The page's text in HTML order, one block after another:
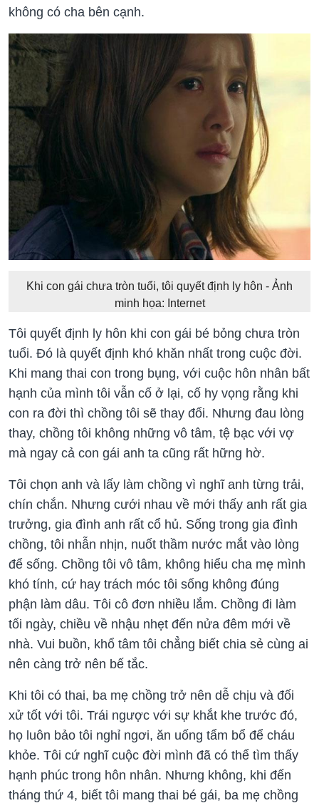
không có cha bên cạnh.
Khi con gái chưa tròn tuổi, tôi quyết định ly hôn - Ảnh
minh họa: Internet
Tôi quyết định ly hôn khi con gái bé bỏng chưa tròn
tuổi. Đó là quyết định khó khăn nhất trong cuộc đời.
Khi mang thai con trong bụng, với cuộc hôn nhân bất
hạnh của mình tôi vẫn cố ở lại, cố hy vọng rằng khi
con ra đời thì chồng tôi sẽ thay đổi. Nhưng đau lòng
thay, chồng tôi không những vô tâm, tệ bạc với vợ
mà ngay cả con gái anh ta cũng rất hững hờ.
Tôi chọn anh và lấy làm chồng vì nghĩ anh từng trải,
chín chắn. Nhưng cưới nhau về mới thấy anh rất gia
trưởng, gia đình anh rất cổ hủ. Sống trong gia đình
chồng, tôi nhẫn nhịn, nuốt thầm nước mắt vào lòng
để sống. Chồng tôi vô tâm, không hiểu cha mẹ mình
khó tính, cứ hay trách móc tôi sống không đúng
phận làm dâu. Tôi cô đơn nhiều lắm. Chồng đi làm
tối ngày, chiều về nhậu nhẹt đến nửa đêm mới về
nhà. Vui buồn, khổ tâm tôi chẳng biết chia sẻ cùng ai
nên càng trở nên bế tắc.
Khi tôi có thai, ba mẹ chồng trở nên dễ chịu và đối
xử tốt với tôi. Trái ngược với sự khắt khe trước đó,
họ luôn bảo tôi nghỉ ngơi, ăn uống tẩm bổ để cháu
khỏe. Tôi cứ nghĩ cuộc đời mình đã có thể tìm thấy
hạnh phúc trong hôn nhân. Nhưng không, khi đến
tháng thứ 4, biết tôi mang thai bé gái, ba mẹ chồng